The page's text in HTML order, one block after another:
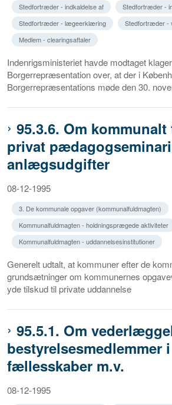
Stedfortræder - indkaldelse af
Stedfortræder -
Stedfortræder - lægeerklæring
Stedfortræder -
Medlem - clearingsaftaler
Indenrigsministeriet havde modtaget
Borgerrepræsentation over, at der i
Borgerrepræsentations møde den 30.
95.3.6. Om
privat
anlægsudgifter
08-12-1995
3. De kommunale opgaver (kommunalfuldmagten)
Kommunalfuldmagten - holdningsprægede aktiviteter
Kommunalfuldmagten - uddannelsesinstitutioner
Generelt udtalt, at kommuner efter de
grundsætninger om kommunernes
yde tilskud til private uddannelse
95.5.1. Om
bestyrelsesmedlemmer
fællesskaber m.v.
08-12-1995